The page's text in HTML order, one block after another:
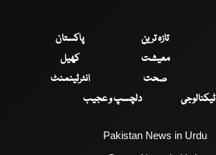
تازہ ترین
پاکستان
معیشت
کھیل
صحت
انٹرٹینمنٹ
ٹیکنالوجی
دلچسپ و عجیب
Pakistan News in Urdu